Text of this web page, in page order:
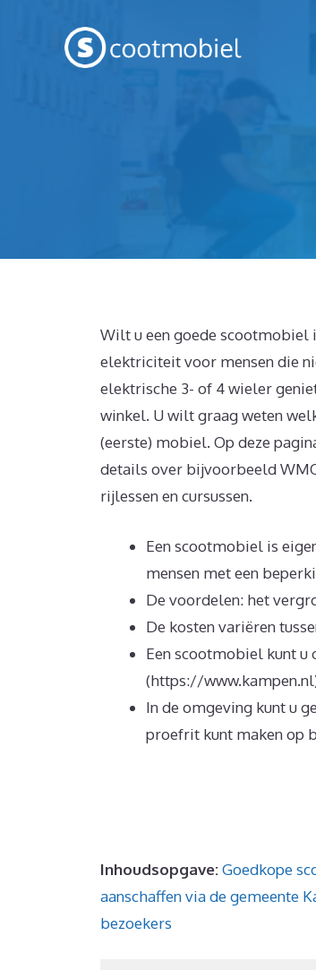
Wilt u een goede scootmobiel
elektriciteit voor mensen die
elektrische 3- of 4 wieler
winkel. U wilt graag weten
(eerste) mobiel. Op deze
details over bijvoorbeeld
rijlessen en cursussen.
Een scootmobiel is
mensen met een
De voordelen: het
De kosten variëren
Een scootmobiel kunt u
(https://
In de omgeving kunt u
proefrit kunt maken op
Inhoudsopgave:Goedkope
aanschaffen via de gemeente
bezoekers